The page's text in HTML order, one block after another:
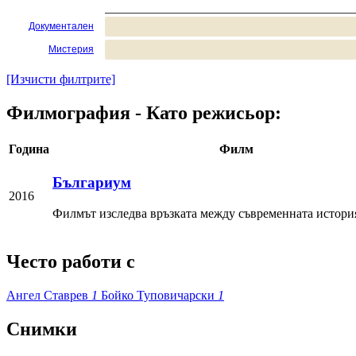
Документален
Мистерия
[Изчисти филтрите]
Филмография - Като режисьор:
Година Филм
2016
Българиум
Филмът изследва връзката между съвременната
Често работи с
Ангел Ставрев 1 Бойко Туповичарски 1
Снимки